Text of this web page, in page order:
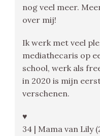
nog veel meer.
over mij!
Ik werk met veel
mediathecaris op
school, werk als
in 2020 is mijn
verschenen.
♥
34 | Mama van Lily